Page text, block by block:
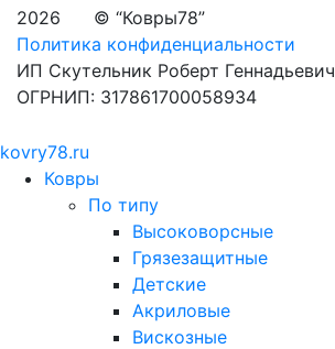
2026
© “Ковры78”
Политика конфиденциальности
ИП Скутельник Роберт Геннадьевич
ОГРНИП: 317861700058934
kovry78.ru
Ковры
По типу
Высоковорсные
Грязезащитные
Детские
Акриловые
Вискозные